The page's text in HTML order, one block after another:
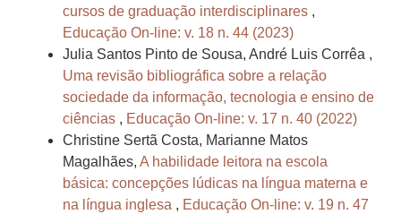
cursos de graduação interdisciplinares ,
Educação On-line: v. 18 n. 44 (2023)
Julia Santos Pinto de Sousa, André Luis Corrêa ,
Uma revisão bibliográfica sobre a relação
sociedade da informação, tecnologia e ensino de
ciências , Educação On-line: v. 17 n. 40 (2022)
Christine Sertã Costa, Marianne Matos
Magalhães, A habilidade leitora na escola
básica: concepções lúdicas na língua materna e
na língua inglesa , Educação On-line: v. 19 n. 47